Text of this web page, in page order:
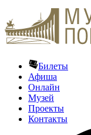
Билеты
Афиша
Онлайн
Музей
Проекты
Контакты